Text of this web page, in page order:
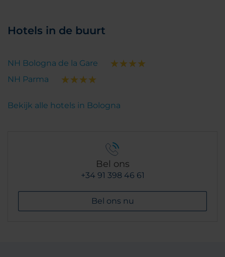
Hotels in de buurt
NH Bologna de la Gare
NH Parma
Bekijk alle hotels in Bologna
Bel ons
+34 91 398 46 61
Bel ons nu